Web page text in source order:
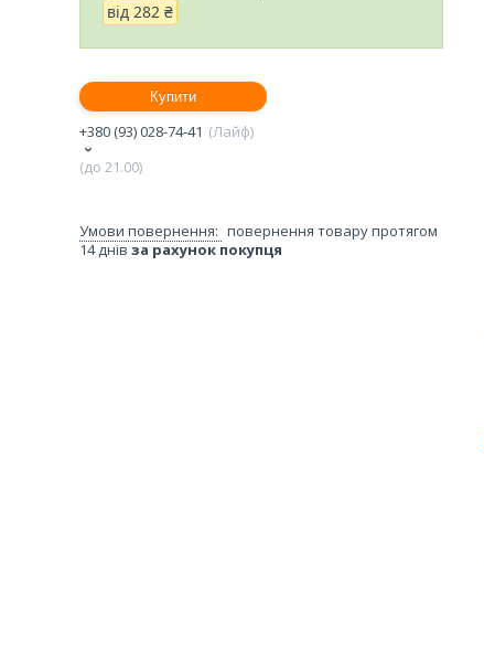
від 282 ₴
Купити
+380 (93) 028-74-41
Лайф
(до 21.00)
повернення товару протягом
14 днів за рахунок покупця